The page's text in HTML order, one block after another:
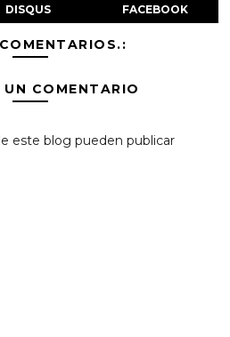
DISQUS FACEBOOK
COMENTARIO
este blog pueden publicar